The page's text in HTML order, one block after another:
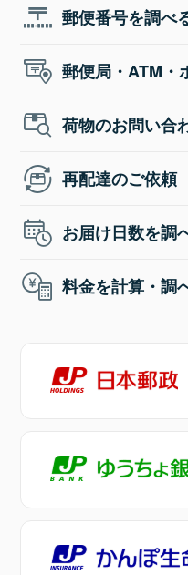
郵便番号を調べ
郵便局・ATM・
荷物のお問い合
再配達のご依頼
お届け日数を調
料金を計算・調